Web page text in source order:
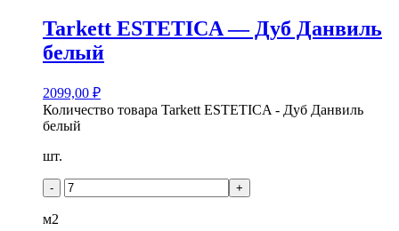
Tarkett ESTETICA — Дуб Данвиль
белый
2099,00 ₽
Количество товара Tarkett ESTETICA - Дуб Данвиль
белый
шт.
- +
м2